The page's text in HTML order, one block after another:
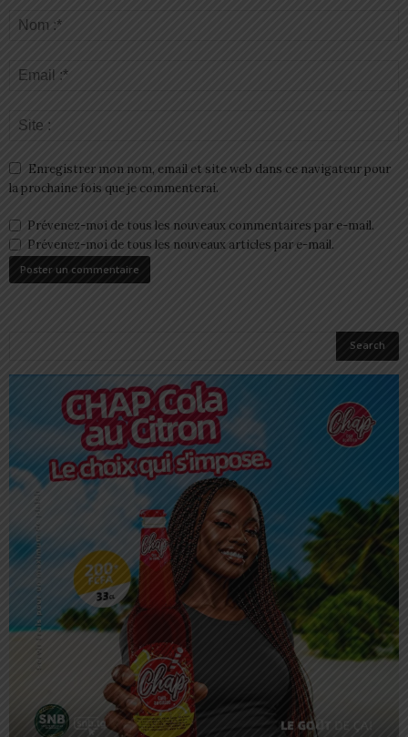
Enregistrer mon nom, email et site web dans ce navigateur pour
la prochaine fois que je commenterai.
Prévenez-moi de tous les nouveaux commentaires par e-mail.
Prévenez-moi de tous les nouveaux articles par e-mail.